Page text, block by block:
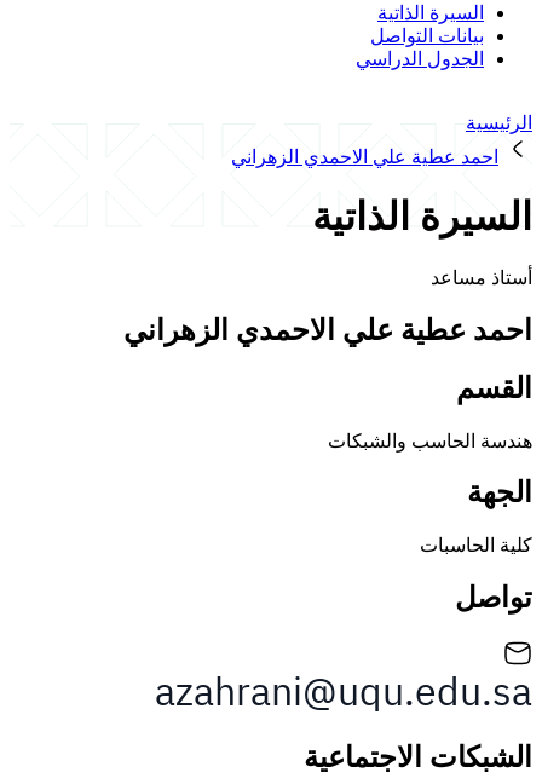
الذاتية
التواصل
الدراسي
عطية علي الاحمدي الزهراني
الذاتية
علي الاحمدي الزهراني
والشبكات
الاجتماعية